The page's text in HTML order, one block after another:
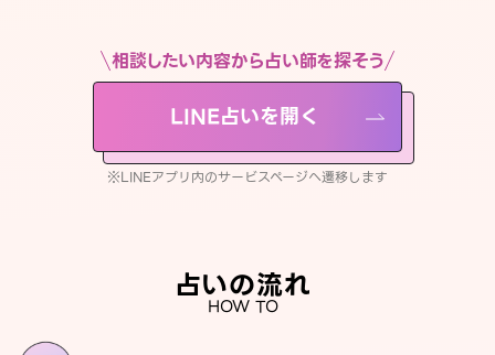
相談したい内容から占い師を探そう
LINE占いを開く
※LINEアプリ内のサービスページへ遷移します
占いの流れ
HOW TO